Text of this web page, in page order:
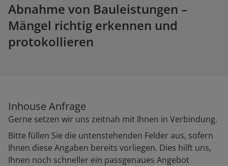
Abnahme von Bauleistungen –
Mängel richtig erkennen und
protokollieren
Inhouse Anfrage
Gerne setzen wir uns zeitnah mit Ihnen in Verbindung.
Bitte füllen Sie die untenstehenden Felder aus, sofern
Ihnen diese Angaben bereits vorliegen. Dies hilft uns,
Ihnen noch schneller ein passgenaues Angebot